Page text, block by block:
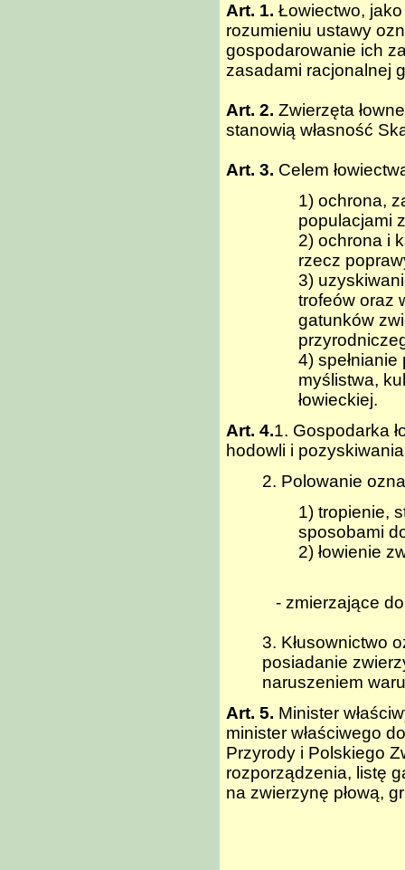
Art. 1. Łowiectwo,
rozumieniu ustawy
gospodarowanie ich
zasadami racjonalnej
Art. 2. Zwierzęta
stanowią własność
Art. 3. Celem
1) ochrona,
populacjami
2) ochrona i
rzecz
3)
trofeów oraz
gatunków
4)
myślistwa,
łowieckiej.
Art. 4.1. Gospodarka
hodowli i
2. Polowanie
1) tropienie,
sposobami
2) łowienie
- zmierzające
3. Kłusownictwo
posiadanie
naruszeniem
Art. 5. Minister
minister właściwego
Przyrody i Polskiego
rozporządzenia, listę
na zwierzynę płową,